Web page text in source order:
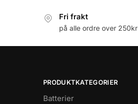
Fri frakt
på alle ordre over 250kr
PRODUKTKATEGORIER
Batterier